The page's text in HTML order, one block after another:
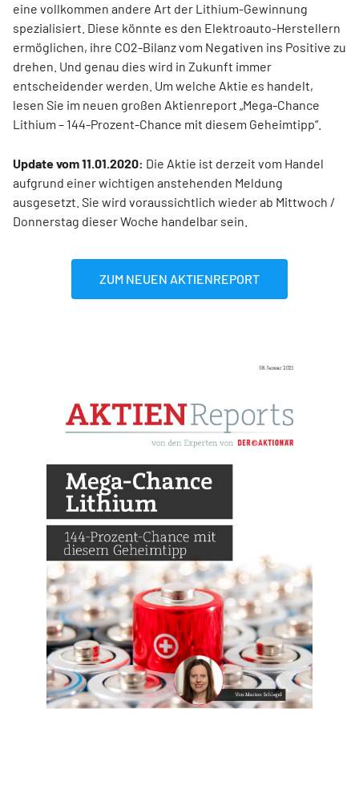
eine vollkommen andere Art der Lithium-Gewinnung
spezialisiert. Diese könnte es den Elektroauto-Herstellern
ermöglichen, ihre CO2-Bilanz vom Negativen ins Positive zu
drehen. Und genau dies wird in Zukunft immer
entscheidender werden. Um welche Aktie es handelt,
lesen Sie im neuen großen Aktienreport „Mega-Chance
Lithium – 144-Prozent-Chance mit diesem Geheimtipp“.
Update vom 11.01.2020: Die Aktie ist derzeit vom Handel
aufgrund einer wichtigen anstehenden Meldung
ausgesetzt. Sie wird voraussichtlich wieder ab Mittwoch /
Donnerstag dieser Woche handelbar sein.
ZUM NEUEN AKTIENREPORT